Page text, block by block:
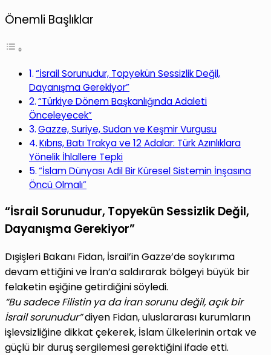
Önemli Başlıklar
“İsrail Sorunudur, Topyekün Sessizlik Değil,
Dayanışma Gerekiyor”
“Türkiye Dönem Başkanlığında Adaleti
Önceleyecek”
Gazze, Suriye, Sudan ve Keşmir Vurgusu
Kıbrıs, Batı Trakya ve 12 Adalar: Türk Azınlıklara
Yönelik İhlallere Tepki
“İslam Dünyası Adil Bir Küresel Sistemin İnşasına
Öncü Olmalı”
“İsrail Sorunudur, Topyekün Sessizlik Değil,
Dayanışma Gerekiyor”
Dışişleri Bakanı Fidan, İsrail’in Gazze’de soykırıma
devam ettiğini ve İran’a saldırarak bölgeyi büyük bir
felaketin eşiğine getirdiğini söyledi.
“Bu sadece Filistin ya da İran sorunu değil, açık bir
İsrail sorunudur”diyen Fidan, uluslararası kurumların
işlevsizliğine dikkat çekerek, İslam ülkelerinin ortak ve
güçlü bir duruş sergilemesi gerektiğini ifade etti.